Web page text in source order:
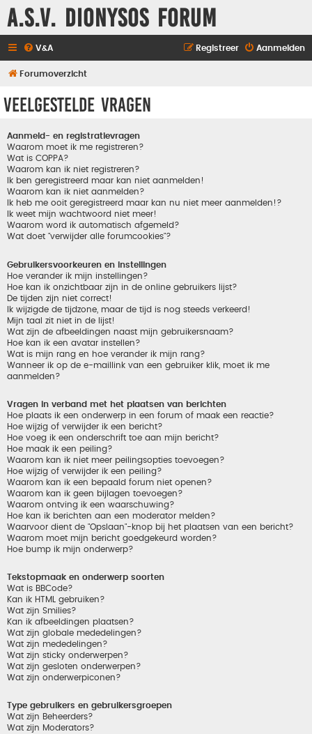
A.S.V. Dionysos Forum
V&A Aanmelden
Registreer
Forumoverzicht
Veelgestelde vragen
Aanmeld- en registratievragen
Waarom moet ik me registreren?
Wat is COPPA?
Waarom kan ik niet registreren?
Ik ben geregistreerd maar kan niet aanmelden!
Waarom kan ik niet aanmelden?
Ik heb me ooit geregistreerd maar kan nu niet meer aanmelden!?
Ik weet mijn wachtwoord niet meer!
Waarom word ik automatisch afgemeld?
Wat doet "verwijder alle forumcookies"?
Gebruikersvoorkeuren en instellingen
Hoe verander ik mijn instellingen?
Hoe kan ik onzichtbaar zijn in de online gebruikers lijst?
De tijden zijn niet correct!
Ik wijzigde de tijdzone, maar de tijd is nog steeds verkeerd!
Mijn taal zit niet in de lijst!
Wat zijn de afbeeldingen naast mijn gebruikersnaam?
Hoe kan ik een avatar instellen?
Wat is mijn rang en hoe verander ik mijn rang?
Wanneer ik op de e-maillink van een gebruiker klik, moet ik me
aanmelden?
Vragen in verband met het plaatsen van berichten
Hoe plaats ik een onderwerp in een forum of maak een reactie?
Hoe wijzig of verwijder ik een bericht?
Hoe voeg ik een onderschrift toe aan mijn bericht?
Hoe maak ik een peiling?
Waarom kan ik niet meer peilingsopties toevoegen?
Hoe wijzig of verwijder ik een peiling?
Waarom kan ik een bepaald forum niet openen?
Waarom kan ik geen bijlagen toevoegen?
Waarom ontving ik een waarschuwing?
Hoe kan ik berichten aan een moderator melden?
Waarvoor dient de "Opslaan"-knop bij het plaatsen van een bericht?
Waarom moet mijn bericht goedgekeurd worden?
Hoe bump ik mijn onderwerp?
Tekstopmaak en onderwerp soorten
Wat is BBCode?
Kan ik HTML gebruiken?
Wat zijn Smilies?
Kan ik afbeeldingen plaatsen?
Wat zijn globale mededelingen?
Wat zijn mededelingen?
Wat zijn sticky onderwerpen?
Wat zijn gesloten onderwerpen?
Wat zijn onderwerpiconen?
Type gebruikers en gebruikersgroepen
Wat zijn Beheerders?
Wat zijn Moderators?